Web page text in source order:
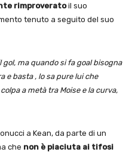
rimproveratoil suo
tenuto a seguito del suo
gol, ma quando si fa goal bisogna
e basta , lo sa pure lui che
a metà tra Moise e la curva,
a Kean, da parte di un
che non è piaciuta ai tifosi